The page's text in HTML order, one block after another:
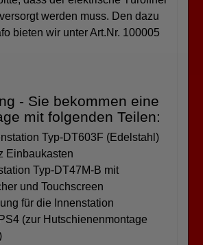
werden muss. Den dazu
bieten wir unter Art.Nr. 100005
- Sie bekommen eine
mit folgenden Teilen:
Typ-DT603F (Edelstahl)
Einbaukasten
Typ-DT47M-B mit
und Touchscreen
für die Innenstation
(zur Hutschienenmontage